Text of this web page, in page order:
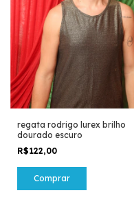
regata rodrigo lurex brilho
dourado escuro
R$122,00
Comprar